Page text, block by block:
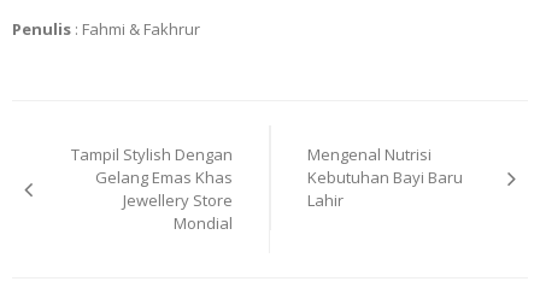
Penulis : Fahmi & Fakhrur
navigation
Tampil Stylish Dengan
Gelang Emas Khas
Jewellery Store
Mondial
Mengenal Nutrisi
Kebutuhan Bayi Baru
Lahir